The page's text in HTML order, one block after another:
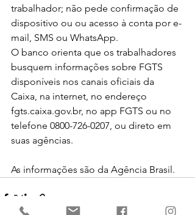
trabalhador; não pede confirmação de
dispositivo ou ou acesso à conta por e-
mail, SMS ou WhatsApp.
O banco orienta que os trabalhadores
busquem informações sobre FGTS
disponíveis nos canais oficiais da
Caixa, na internet, no endereço
fgts.caixa.gov.br, no app FGTS ou no
telefone 0800-726-0207, ou direto em
suas agências.
As informações são da Agência Brasil.